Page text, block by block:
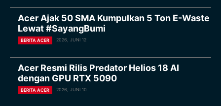
Acer Ajak 50 SMA Kumpulkan 5 Ton E-Waste
Lewat #SayangBumi
BERITA ACER 2026, JUNI 12
Acer Resmi Rilis Predator Helios 18 AI
dengan GPU RTX 5090
BERITA ACER 2026, JUNI 10